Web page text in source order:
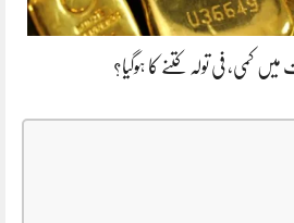
کمی، فی تولہ کتنے کا ہوگیا؟